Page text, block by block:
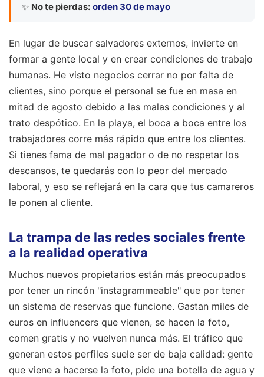
✨ No te pierdas: orden 30 de mayo
En lugar de buscar salvadores externos, invierte en
formar a gente local y en crear condiciones de trabajo
humanas. He visto negocios cerrar no por falta de
clientes, sino porque el personal se fue en masa en
mitad de agosto debido a las malas condiciones y al
trato despótico. En la playa, el boca a boca entre los
trabajadores corre más rápido que entre los clientes.
Si tienes fama de mal pagador o de no respetar los
descansos, te quedarás con lo peor del mercado
laboral, y eso se reflejará en la cara que tus camareros
le ponen al cliente.
La trampa de las redes sociales frente
a la realidad operativa
Muchos nuevos propietarios están más preocupados
por tener un rincón "instagrammeable" que por tener
un sistema de reservas que funcione. Gastan miles de
euros en influencers que vienen, se hacen la foto,
comen gratis y no vuelven nunca más. El tráfico que
generan estos perfiles suele ser de baja calidad: gente
que viene a hacerse la foto, pide una botella de agua y